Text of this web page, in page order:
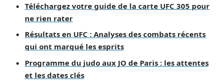
Téléchargez votre guide de la carte UFC 305 pour
ne rien rater
Résultats en UFC : Analyses des combats récents
qui ont marqué les esprits
Programme du judo aux JO de Paris : les attentes
et les dates clés